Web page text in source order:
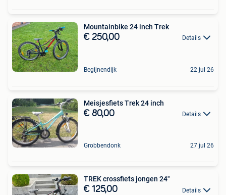
Mountainbike 24 inch Trek
€ 250,00 Details
Begijnendijk 22 jul 26
Meisjesfiets Trek 24 inch
€ 80,00 Details
Grobbendonk 27 jul 26
TREK crossfiets jongen 24"
€ 125,00 Details